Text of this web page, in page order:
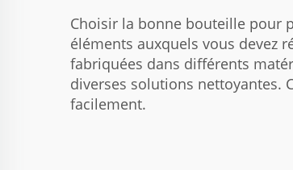
Choisir la bonne bouteille pour
éléments auxquels vous devez
fabriquées dans différents
diverses solutions nettoyantes.
facilement.